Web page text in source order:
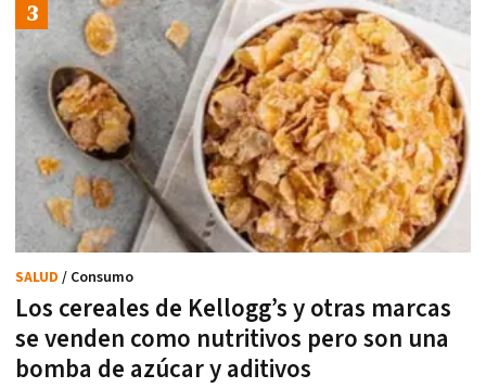
Los cereales de Kellogg’s y otras marcas
se venden como nutritivos pero son una
bomba de azúcar y aditivos
SALUD / Consumo